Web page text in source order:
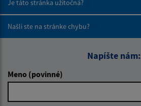
Je táto stránka užitočná?
Našli ste na stránke chybu?
Napíšte nám:
Meno (povinné)